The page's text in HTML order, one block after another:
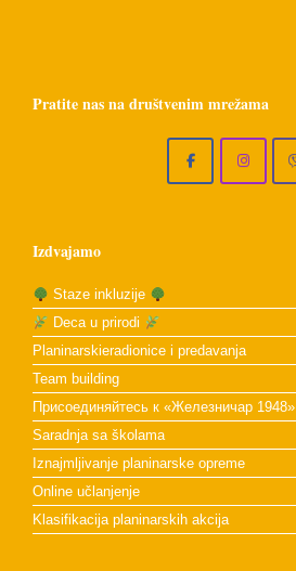
Pratite nas na društvenim mrežama
Izdvajamo
Staze inkluzije
Deca u prirodi
Planinarskieradionice i predavanja
Team building
Присоединяйтесь к «Железничар 1948»
Saradnja sa školama
Iznajmljivanje planinarske opreme
Online učlanjenje
Klasifikacija planinarskih akcija